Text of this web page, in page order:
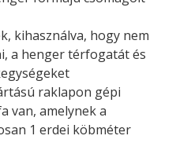
kihasználva, hogy nem
a henger térfogatát és
raklapon gépi
van, amelynek a
1 erdei köbméter